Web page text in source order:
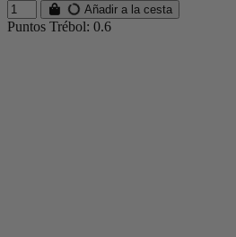
Añadir a la cesta
Puntos Trébol: 0.6